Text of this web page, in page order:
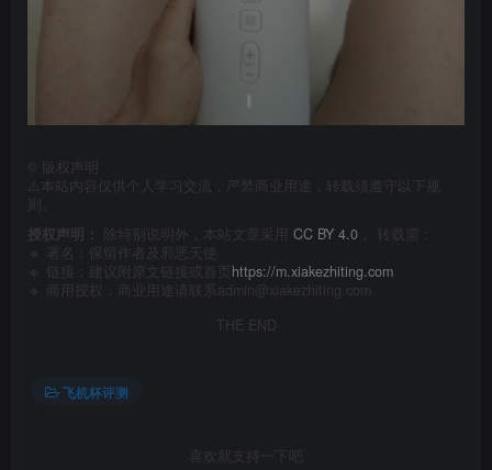
版权声明
⚠️本站内容仅供个人学习交流，严禁商业用途，转载须遵守以下规
授权声明：
除特别说明外，本站文章采用 CC BY 4.0 ， 转载需：
🔹 署名：保留作者及 邪恶天使
🔹 链接：建议附原文链接或首页 https://m.xiakezhiting.com
🔹 商用授权：商业用途请联系admin@xiakezhiting.com
THE END
飞机杯评测
喜欢就支持一下吧